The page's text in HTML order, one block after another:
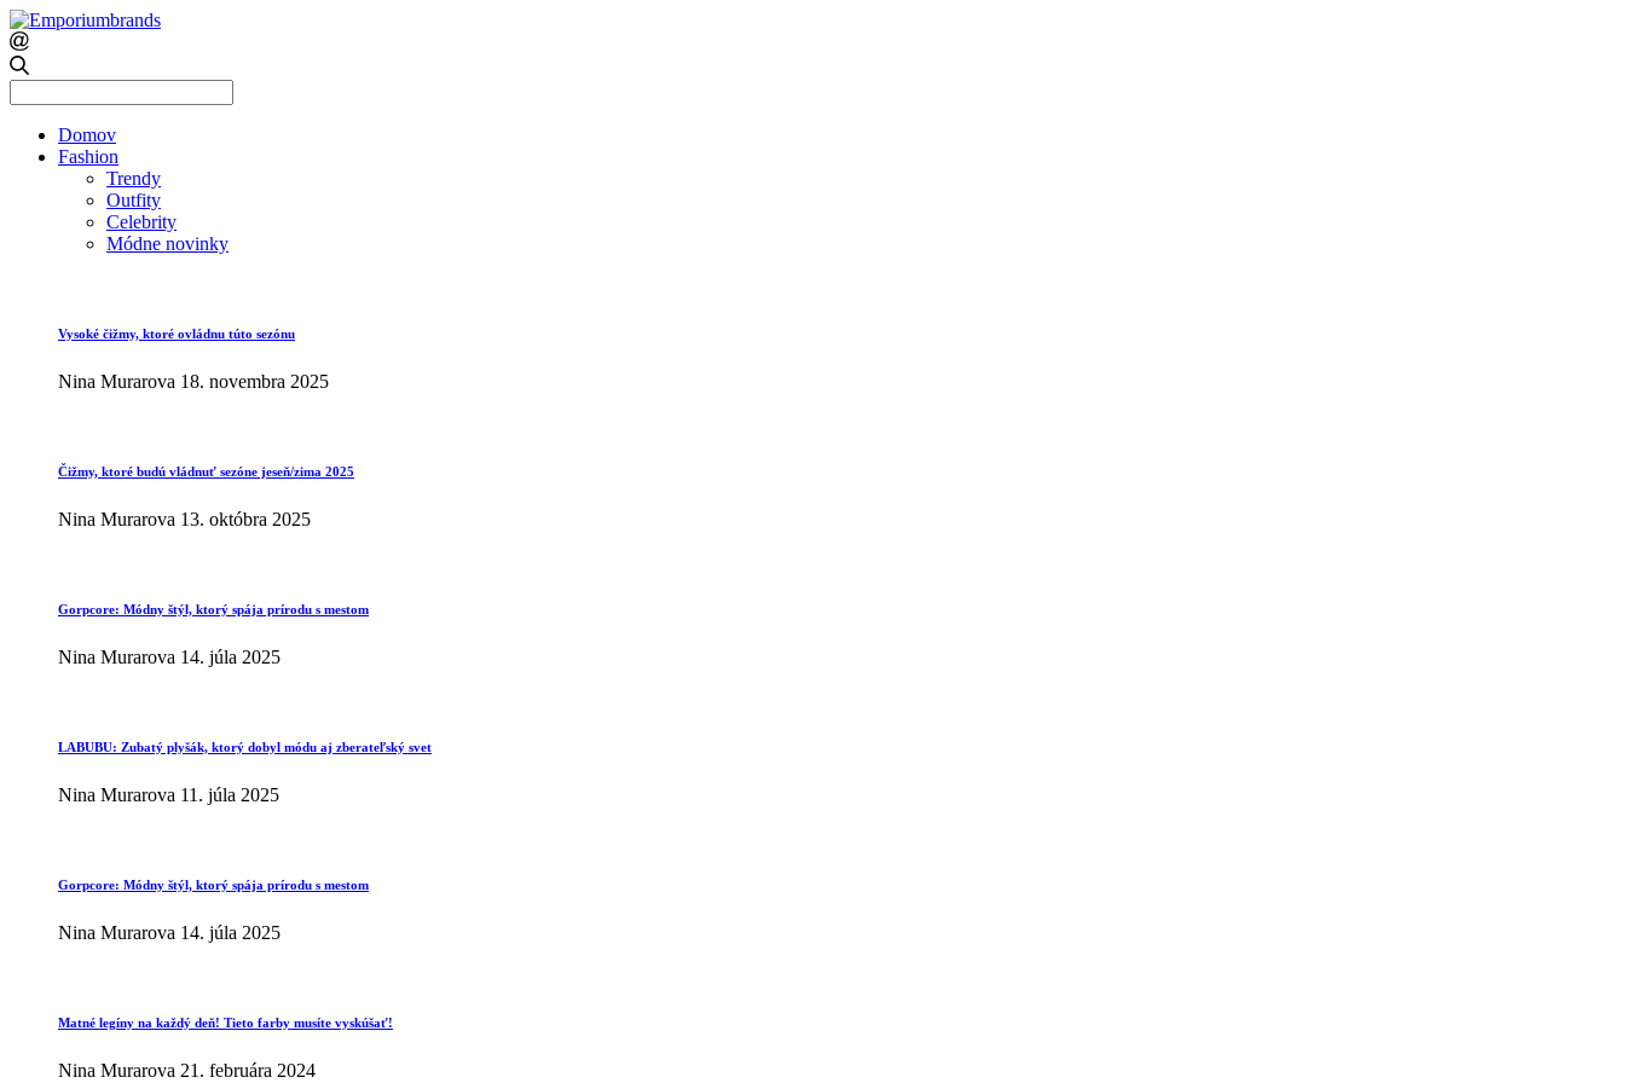
for:
Domov
Fashion
Trendy
Outfity
Celebrity
Módne novinky
Vysoké čižmy, ktoré ovládnu túto sezónu
Nina Murarova 18. novembra 2025
Čižmy, ktoré budú vládnuť sezóne jeseň/zima 2025
Nina Murarova 13. októbra 2025
Gorpcore: Módny štýl, ktorý spája prírodu s mestom
Nina Murarova 14. júla 2025
LABUBU: Zubatý plyšák, ktorý dobyl módu aj zberateľský svet
Nina Murarova 11. júla 2025
Gorpcore: Módny štýl, ktorý spája prírodu s mestom
Nina Murarova 14. júla 2025
Matné legíny na každý deň! Tieto farby musíte vyskúšať!
Nina Murarova 21. februára 2024